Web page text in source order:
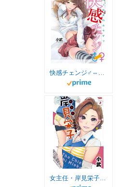
快感チェンジ♂⇔♀ (バンブーコミックス COLORFUL SELECT)
女主任・岸見栄子（３） (バンブーコミックス)